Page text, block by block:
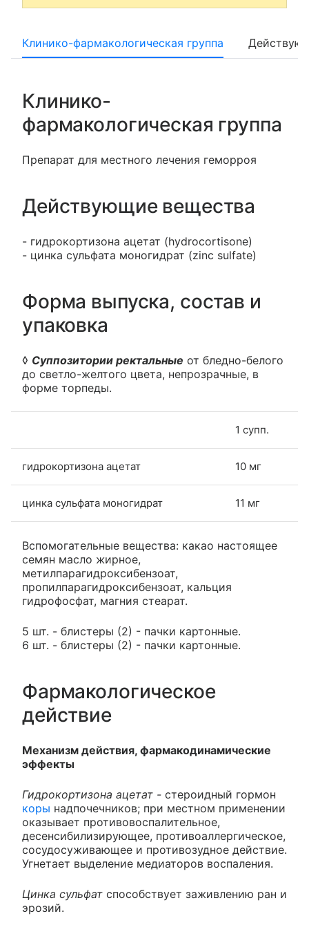
Клинико-фармакологическая группа
Клинико-
фармакологическая группа
Препарат для местного лечения геморроя
Действующие вещества
- гидрокортизона ацетат (hydrocortisone)
- цинка сульфата моногидрат (zinc sulfate)
Форма выпуска, состав и
упаковка
◊ Суппозитории ректальные от бледно-белого
до светло-желтого цвета, непрозрачные, в
форме торпеды.
1 супп.
гидрокортизона ацетат 10 мг
цинка сульфата моногидрат 11 мг
Вспомогательные вещества: какао настоящее
семян масло жирное,
метилпарагидроксибензоат,
пропилпарагидроксибензоат, кальция
гидрофосфат, магния стеарат.
5 шт. - блистеры (2) - пачки картонные.
6 шт. - блистеры (2) - пачки картонные.
Фармакологическое
действие
Механизм действия, фармакодинамические
эффекты
Гидрокортизона ацетат - стероидный гормон
коры надпочечников; при местном применении
оказывает противовоспалительное,
десенсибилизирующее, противоаллергическое,
сосудосуживающее и противозудное действие.
Угнетает выделение медиаторов воспаления.
Цинка сульфат способствует заживлению ран и
эрозий.